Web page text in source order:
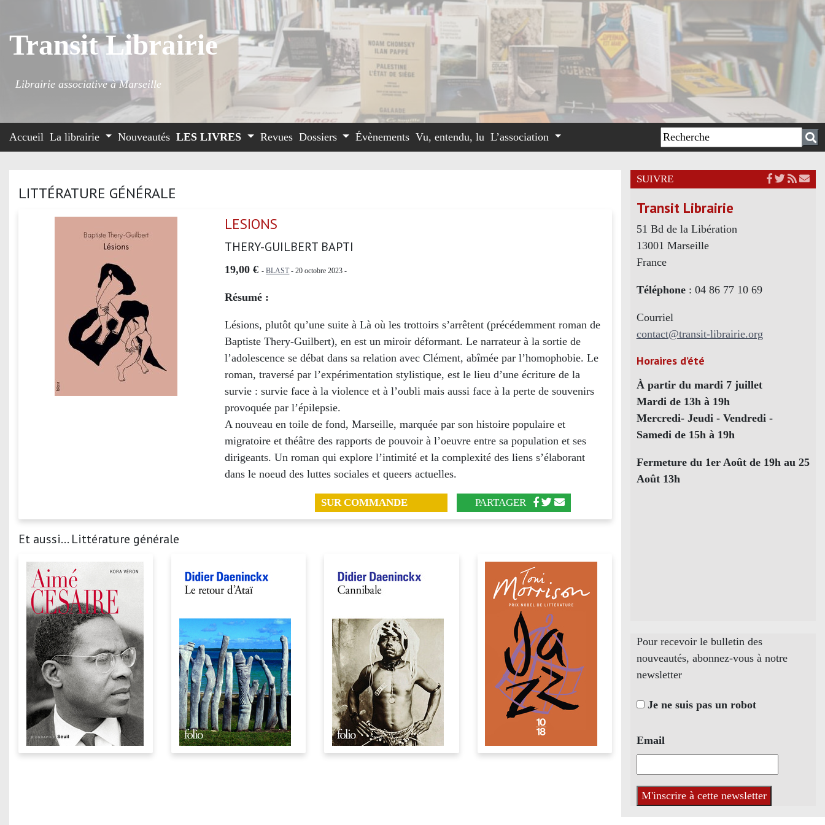
Transit Librairie
Librairie associative à Marseille
Accueil La librairie Nouveautés LES LIVRES Revues Dossiers Évènements Vu, entendu, lu L’association
LITTÉRATURE GÉNÉRALE
LESIONS
THERY-GUILBERT BAPTI
19,00 € -BLAST- 20 octobre 2023 -
Résumé :
Lésions, plutôt qu’une suite à Là où les trottoirs s’arrêtent (précédemment roman de
Baptiste Thery-Guilbert), en est un miroir déformant. Le narrateur à la sortie de
l’adolescence se débat dans sa relation avec Clément, abîmée par l’homophobie. Le
roman, traversé par l’expérimentation stylistique, est le lieu d’une écriture de la
survie : survie face à la violence et à l’oubli mais aussi face à la perte de souvenirs
provoquée par l’épilepsie.
A nouveau en toile de fond, Marseille, marquée par son histoire populaire et
migratoire et théâtre des rapports de pouvoir à l’oeuvre entre sa population et ses
dirigeants. Un roman qui explore l’intimité et la complexité des liens s’élaborant
dans le noeud des luttes sociales et queers actuelles.
SUR COMMANDE PARTAGER
Et aussi... Littérature générale
SUIVRE
Transit Librairie
51 Bd de la Libération
13001 Marseille
France
Téléphone: 04 86 77 10 69
Courriel
contact@transit-librairie.org
Horaires d’été
À partir du mardi 7 juillet
Mardi de 13h à 19h
Mercredi- Jeudi - Vendredi -
Samedi de 15h à 19h
Fermeture du 1er Août de 19h au 25
Août 13h
Pour recevoir le bulletin des
nouveautés, abonnez-vous à notre
newsletter
Je ne suis pas un robot
Email